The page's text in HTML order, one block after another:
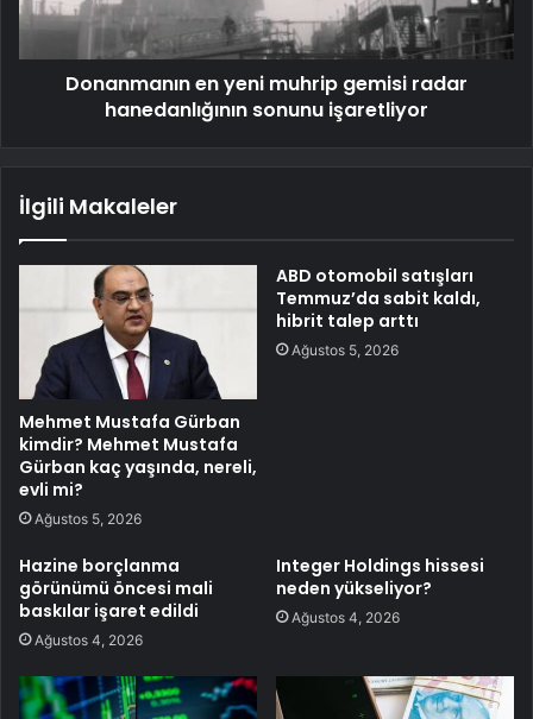
Donanmanın en yeni muhrip gemisi radar
hanedanlığının sonunu işaretliyor
İlgili Makaleler
Mehmet Mustafa Gürban
kimdir? Mehmet Mustafa
Gürban kaç yaşında, nereli,
evli mi?
Ağustos 5, 2026
ABD otomobil satışları
Temmuz’da sabit kaldı,
hibrit talep arttı
Ağustos 5, 2026
Hazine borçlanma
görünümü öncesi mali
baskılar işaret edildi
Ağustos 4, 2026
Integer Holdings hissesi
neden yükseliyor?
Ağustos 4, 2026